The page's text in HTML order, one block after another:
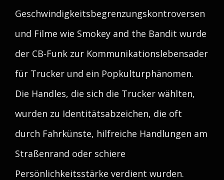
Geschwindigkeitsbegrenzungskontroversen
und Filme wie Smokey and the Bandit wurde
der CB-Funk zur Kommunikationslebensader
für Trucker und ein Popkulturphänomen.
Die Handles, die sich die Trucker wählten,
wurden zu Identitätsabzeichen, die oft
durch Fahrkünste, hilfreiche Handlungen am
Straßenrand oder schiere
Persönlichkeitsstärke verdient wurden.